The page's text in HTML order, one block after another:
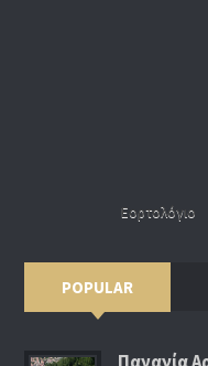
Εορτολόγιο
POPULAR